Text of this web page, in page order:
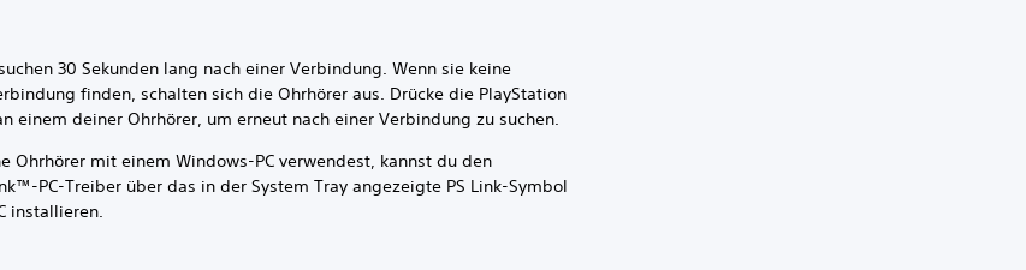
30 Sekunden lang nach einer Verbindung. Wenn sie keine
finden, schalten sich die Ohrhörer aus. Drücke die PlayStation
einem deiner Ohrhörer, um erneut nach einer Verbindung zu suchen.
Ohrhörer mit einem Windows-PC verwendest, kannst du den
PC-Treiber über das in der System Tray angezeigte PS Link-Symbol
installieren.